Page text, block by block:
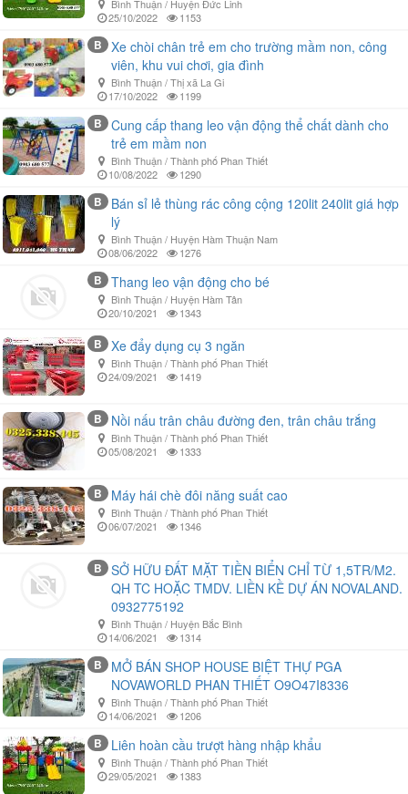
Bình Thuận / Huyện Đức Linh
25/10/2022
1153
B
Xe chòi chân trẻ em cho trường mầm non, công
viên, khu vui chơi, gia đình
Bình Thuận / Thị xã La Gi
17/10/2022
1199
B
Cung cấp thang leo vận động thể chất dành cho
trẻ em mầm non
Bình Thuận / Thành phố Phan Thiết
10/08/2022
1290
B
Bán sỉ lẻ thùng rác công cộng 120lit 240lit giá hợp
lý
Bình Thuận / Huyện Hàm Thuận Nam
08/06/2022
1276
B Thang leo vận động cho bé
Bình Thuận / Huyện Hàm Tân
20/10/2021
1343
B Xe đẩy dụng cụ 3 ngăn
Bình Thuận / Thành phố Phan Thiết
24/09/2021
1419
B Nồi nấu trân châu đường đen, trân châu trắng
Bình Thuận / Thành phố Phan Thiết
05/08/2021
1333
B Máy hái chè đôi năng suất cao
Bình Thuận / Thành phố Phan Thiết
06/07/2021
1346
B
SỞ HỮU ĐẤT MẶT TIỀN BIỂN CHỈ TỪ 1,5TR/M2.
QH TC HOẶC TMDV. LIỀN KỀ DỰ ÁN NOVALAND.
0932775192
Bình Thuận / Huyện Bắc Bình
14/06/2021
1314
B
MỞ BÁN SHOP HOUSE BIỆT THỰ PGA
NOVAWORLD PHAN THIẾT O9O47I8336
Bình Thuận / Thành phố Phan Thiết
14/06/2021
1206
B Liên hoàn cầu trượt hàng nhập khẩu
Bình Thuận / Thành phố Phan Thiết
29/05/2021
1383